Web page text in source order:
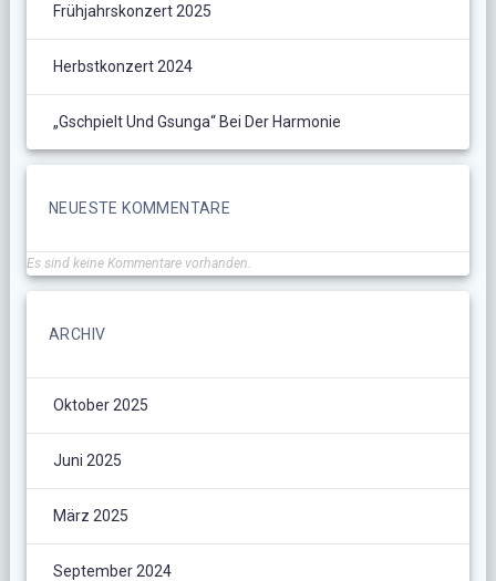
Frühjahrskonzert 2025
Herbstkonzert 2024
„Gschpielt Und Gsunga“ Bei Der Harmonie
NEUESTE KOMMENTARE
Es sind keine Kommentare vorhanden.
ARCHIV
Oktober 2025
Juni 2025
März 2025
September 2024